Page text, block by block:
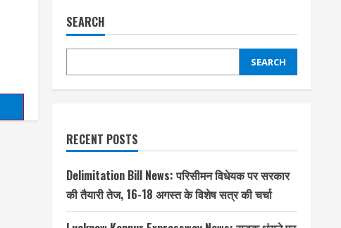
SEARCH
SEARCH
RECENT POSTS
Delimitation Bill News: परिसीमन विधेयक पर सरकार
की तैयारी तेज, 16-18 अगस्त के विशेष सत्र की चर्चा